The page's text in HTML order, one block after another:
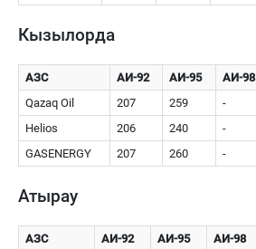
Кызылорда
АЗС АИ-92 АИ-95 АИ-98
Qazaq Oil
207 259 -
Helios
206 240 -
GASENERGY
207 260 -
Атырау
АЗС АИ-92 АИ-95 АИ-98